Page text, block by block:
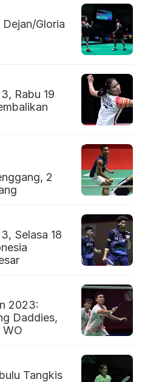
Gloria
Rabu 19
2
Selasa 18
2023:
Daddies,
WO
Tangkis